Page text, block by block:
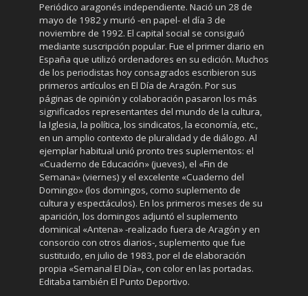
Periódico aragonés independiente. Nació un 28 de
mayo de 1982 y murió -en papel- el día 3 de
noviembre de 1992. El capital social se consiguió
mediante suscripción popular. Fue el primer diario en
España que utilizó ordenadores en su edición. Muchos
de los periodistas hoy consagrados escribieron sus
primeros artículos en El Día de Aragón. Por sus
páginas de opinión y colaboración pasaron los más
significados representantes del mundo de la cultura,
la Iglesia, la política, los sindicatos, la economía, etc.,
en un amplio contexto de pluralidad y de diálogo. Al
ejemplar habitual unió pronto tres suplementos: el
«Cuaderno de Educación» (jueves), el «Fin de
Semana» (viernes) y el excelente «Cuaderno del
Domingo» (los domingos, como suplemento de
cultura y espectáculos). En los primeros meses de su
aparición, los domingos adjuntó el suplemento
dominical «Antena» -realizado fuera de Aragón y en
consorcio con otros diarios-, suplemento que fue
sustituido, en julio de 1983, por el de elaboración
propia «Semanal El Día», con color en las portadas.
Editaba también El Punto Deportivo.